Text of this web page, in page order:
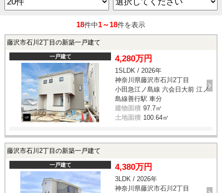
18件中1～18件を表示
藤沢市石川2丁目の新築一戸建て
一戸建て 4,280万円
1SLDK / 2026年
神奈川県藤沢市石川2丁目
小田急江ノ島線 六会日大前 江ノ
島線善行駅 車分
建物面積 97.7㎡
土地面積 100.64㎡
藤沢市石川2丁目の新築一戸建て
一戸建て 4,380万円
3LDK / 2026年
神奈川県藤沢市石川2丁目